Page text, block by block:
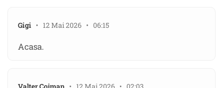
Gigi • 12 Mai 2026 • 06:15
Acasa.